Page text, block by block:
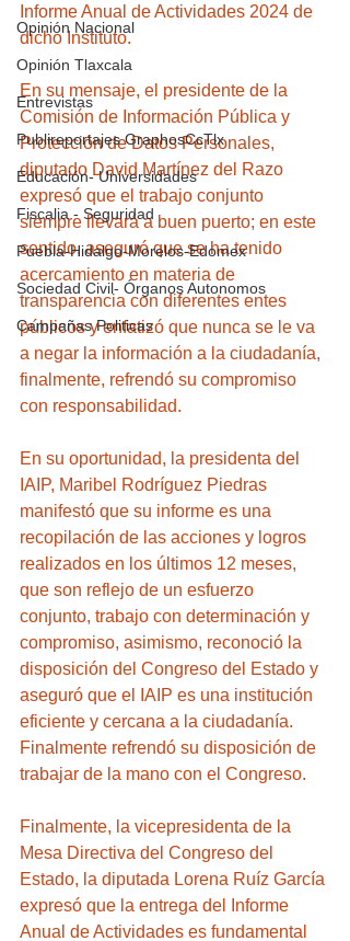
Opinión Nacional
Opinión Tlaxcala
Entrevistas
Publireportajes GraphosCcTlx
Educación- Universidades
Fiscalia - Seguridad
Puebla-Hidalgo-Morelos-Edomex
Sociedad Civil- Órganos Autonomos
Campañas Politicas
Informe Anual de Actividades 2024 de
dicho Instituto.
En su mensaje, el presidente de la
Comisión de Información Pública y
Protección de Datos Personales,
diputado David Martínez del Razo
expresó que el trabajo conjunto
siempre llevará a buen puerto; en este
sentido, aseguró que se ha tenido
acercamiento en materia de
transparencia con diferentes entes
públicos y enfatizó que nunca se le va
a negar la información a la ciudadanía,
finalmente, refrendó su compromiso
con responsabilidad.
En su oportunidad, la presidenta del
IAIP, Maribel Rodríguez Piedras
manifestó que su informe es una
recopilación de las acciones y logros
realizados en los últimos 12 meses,
que son reflejo de un esfuerzo
conjunto, trabajo con determinación y
compromiso, asimismo, reconoció la
disposición del Congreso del Estado y
aseguró que el IAIP es una institución
eficiente y cercana a la ciudadanía.
Finalmente refrendó su disposición de
trabajar de la mano con el Congreso.
Finalmente, la vicepresidenta de la
Mesa Directiva del Congreso del
Estado, la diputada Lorena Ruíz García
expresó que la entrega del Informe
Anual de Actividades es fundamental